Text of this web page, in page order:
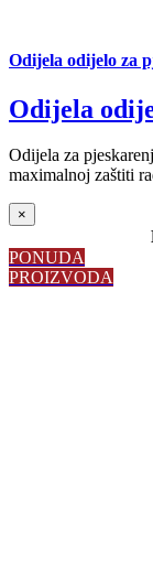
Odijela odijelo za
Odijela
Odijela za
maximalnoj zaštiti
Close
product
quick
view
×
PONUDA
PROIZVODA